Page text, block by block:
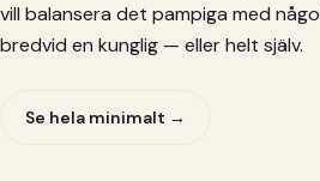
vill balansera det pampiga med
bredvid en kunglig — eller helt själv.
Se hela minimalt →